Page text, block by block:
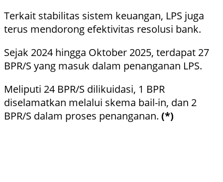
Terkait stabilitas sistem keuangan, LPS juga
terus mendorong efektivitas resolusi bank.
Sejak 2024 hingga Oktober 2025, terdapat 27
BPR/S yang masuk dalam penanganan LPS.
Meliputi 24 BPR/S dilikuidasi, 1 BPR
diselamatkan melalui skema bail-in, dan 2
BPR/S dalam proses penanganan. (*)